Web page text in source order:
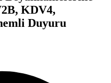
KDV4,
Duyuru